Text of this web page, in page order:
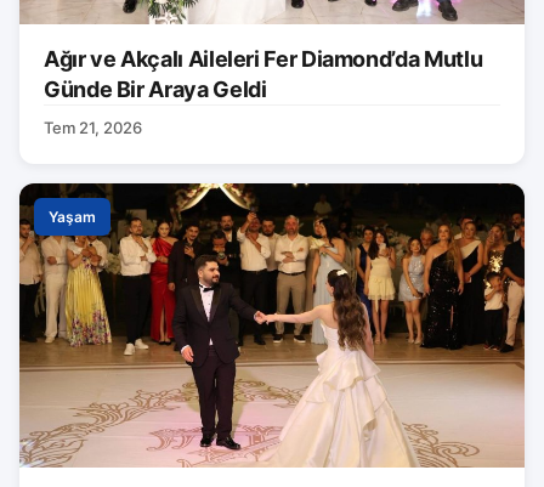
Ağır ve Akçalı Aileleri Fer Diamond’da Mutlu
Günde Bir Araya Geldi
Tem 21, 2026
Yaşam